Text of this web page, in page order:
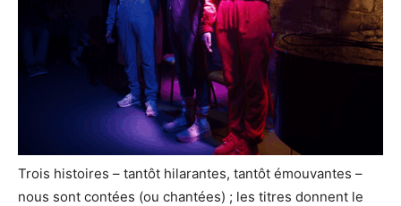
Trois histoires – tantôt hilarantes, tantôt émouvantes –
nous sont contées (ou chantées) ; les titres donnent le